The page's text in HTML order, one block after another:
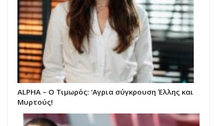
ALPHA – Ο Τιμωρός: ‘Αγρια σύγκρουση Έλλης και
Μυρτούς!